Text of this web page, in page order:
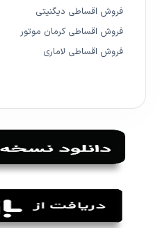
فروش اقساطی دیگنیتی
فروش اقساطی کرمان موتور
فروش اقساطی لاماری